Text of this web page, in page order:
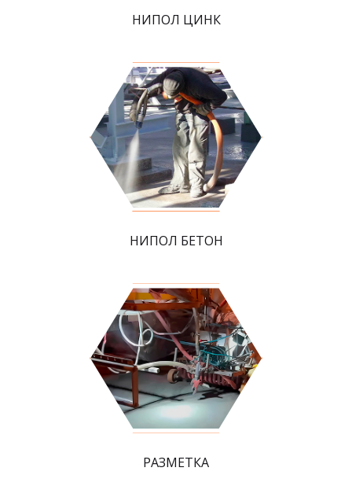
НИПОЛ ЦИНК
НИПОЛ БЕТОН
РАЗМЕТКА